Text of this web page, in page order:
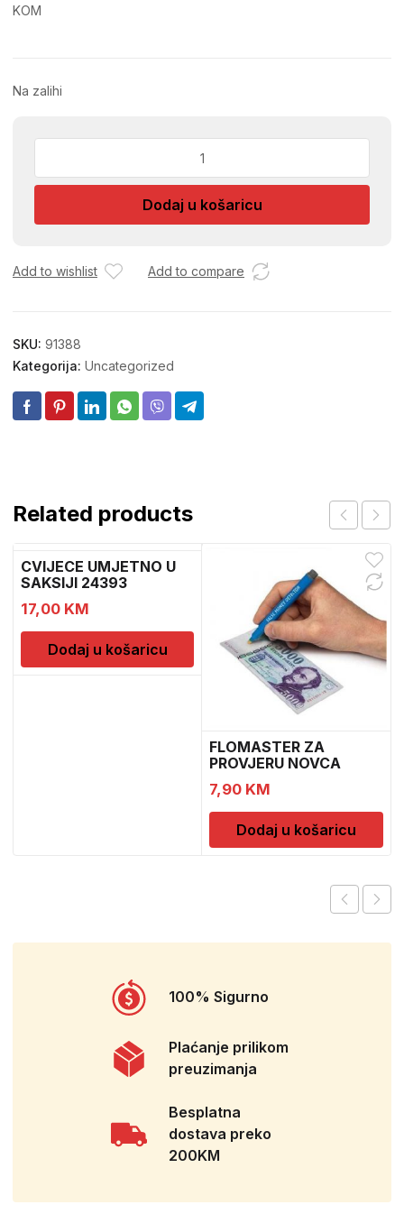
KOM
Na zalihi
PANNONIA
CRNI
DIY168
Dodaj u košaricu
Add to wishlist Add to compare
SKU: 91388
Kategorija: Uncategorized
Related products
CVIJECE UMJETNO U
SAKSIJI 24393
CH52439
17,00 KM
Dodaj u košaricu
FLOMASTER ZA
PROVJERU NOVCA
SAFESCAN 30
7,90 KM
Dodaj u košaricu
100% Sigurno
Plaćanje prilikom
preuzimanja
Besplatna
dostava preko
200KM